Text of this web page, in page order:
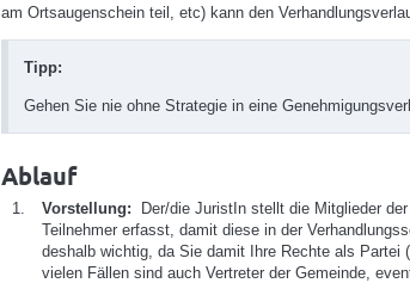
am Ortsaugenschein teil, etc) kann den
Tipp:
Gehen Sie nie ohne Strategie in eine
Ablauf
Vorstellung:
Der/die JuristIn stellt die Mitglieder
Teilnehmer erfasst, damit diese in der
deshalb wichtig, da Sie damit Ihre Rechte als Partei
vielen Fällen sind auch Vertreter der Gemeinde,